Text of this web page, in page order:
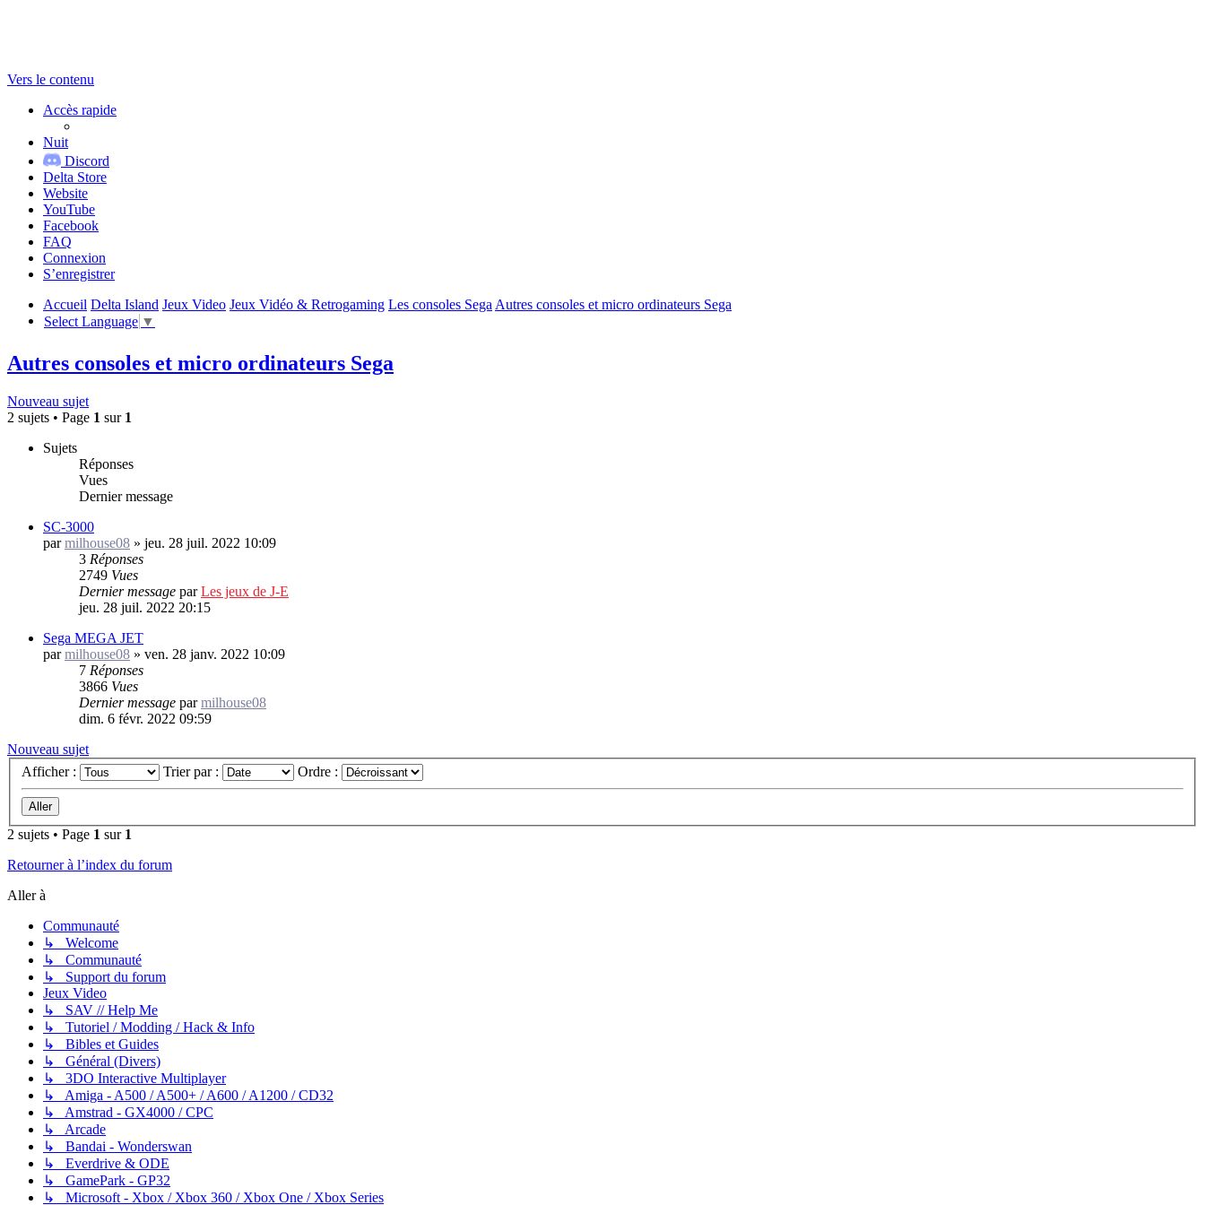
Vers le contenu
Accès rapide
Nuit
Discord
Delta Store
Website
YouTube
Facebook
FAQ
Connexion
S’enregistrer
Accueil Delta Island Jeux Video Jeux Vidéo & Retrogaming Les consoles Sega Autres consoles et micro ordinateurs Sega
Select Language ▼
Autres consoles et micro ordinateurs Sega
Nouveau sujet
2 sujets • Page 1 sur 1
Sujets
Réponses
Vues
Dernier message
SC-3000
parmilhouse08 » jeu. 28 juil. 2022 10:09
3 Réponses
2749 Vues
Dernier message parLes jeux de J-E
jeu. 28 juil. 2022 20:15
Sega MEGA JET
parmilhouse08 » ven. 28 janv. 2022 10:09
7 Réponses
3866 Vues
Dernier message parmilhouse08
dim. 6 févr. 2022 09:59
Nouveau sujet
Afficher :
Trier par : Ordre :
2 sujets • Page 1 sur 1
Retourner à l’index du forum
Aller à
Communauté
↳ Welcome
↳ Communauté
↳ Support du forum
Jeux Video
↳ SAV // Help Me
↳ Tutoriel / Modding / Hack & Info
↳ Bibles et Guides
↳ Général (Divers)
↳ 3DO Interactive Multiplayer
↳ Amiga - A500 / A500+ / A600 / A1200 / CD32
↳ Amstrad - GX4000 / CPC
↳ Arcade
↳ Bandai - Wonderswan
↳ Everdrive & ODE
↳ GamePark - GP32
↳ Microsoft - Xbox / Xbox 360 / Xbox One / Xbox Series